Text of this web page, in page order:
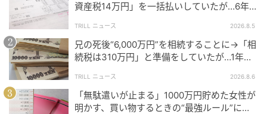
れるおそれがあります。
特に専業主婦期間が長い妻の場合、自分名義の厚生年
金が少ないこともあります。そのため、夫の死亡後
は、妻自身の老齢基礎年金と遺族厚生年金が生活の柱
になります。夫の年金額をそのまま前提にしている
と、実際の収入との差に気づきにくくなります。
資産税14万円」を一括払いしていたが…6年
TRILL ニュース 2026.8.5
兄の死後“6,000万円”を相続することに→「相
続税は310万円」と準備をしていたが…1年
TRILL ニュース 2026.8.6
「無駄遣いが止まる」1000万円貯めた女性が
明かす、買い物するときの“最強ルール”に